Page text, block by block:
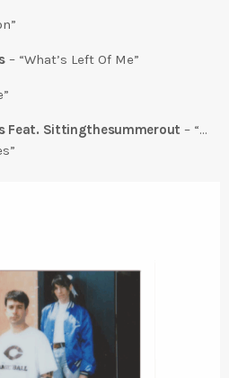
– “What’s Left Of Me”
Feat. Sittingthesummerout – “…